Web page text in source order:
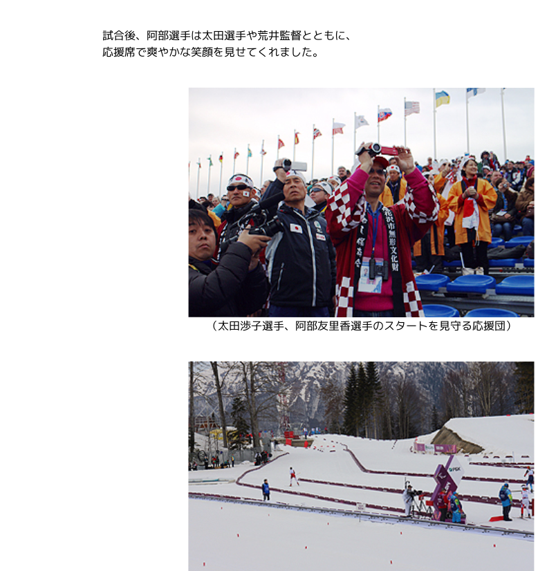
試合後、阿部選手は太田選手や荒井監督とともに、
応援席で爽やかな笑顔を見せてくれました。
（太田渉子選手、阿部友里香選手のスタートを見守る応援団）